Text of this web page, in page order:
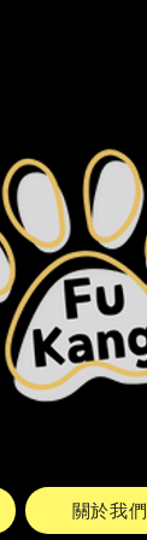
關於我們